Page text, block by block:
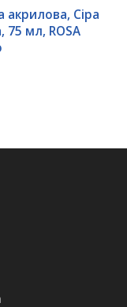
акрилова, Сіра
75 мл, ROSA